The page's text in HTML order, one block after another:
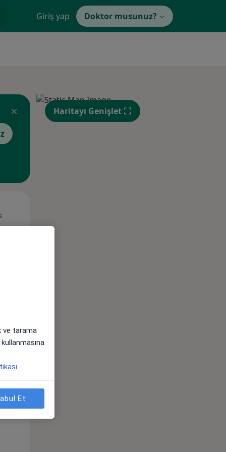
Giriş yap Doktor musunuz?
10 Ağustos
Haritayı Genişlet
ve tarama
Et